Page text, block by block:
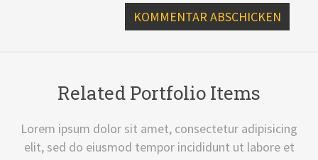
Related Portfolio Items
Lorem ipsum dolor sit amet, consectetur adipisicing
elit, sed do eiusmod tempor incididunt ut labore et